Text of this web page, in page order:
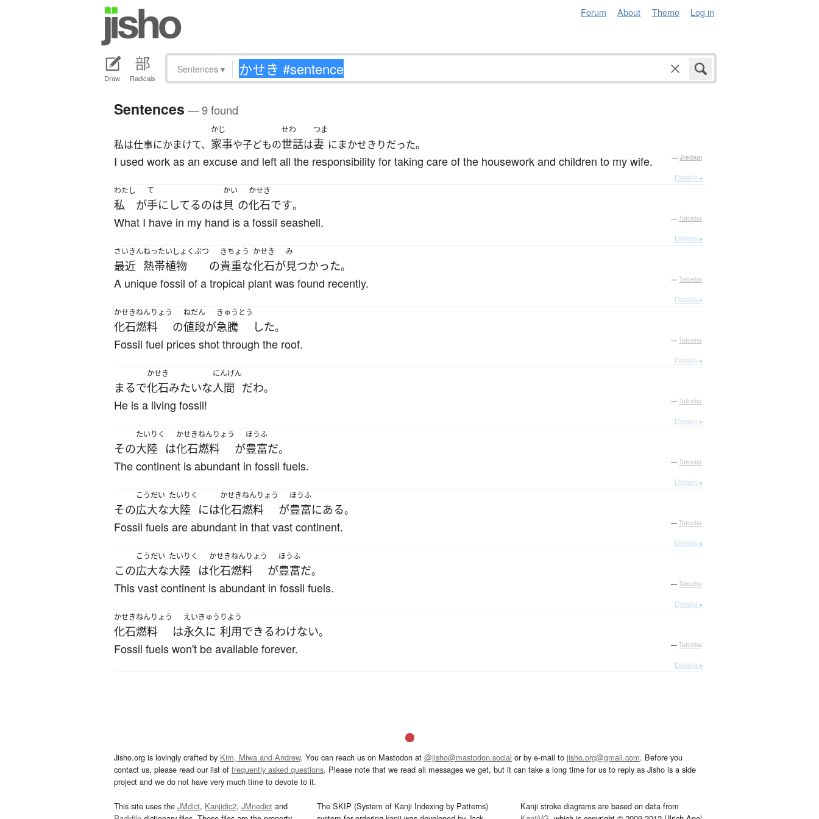
Forum About Theme Log in
Draw Radicals
Sentences ▾
Sentences — 9 found
私は仕事にかまけて、
かじ
家事や子どもの
せわ
世話は
つま
妻 にまかせきりだった。
I used work as an excuse and left all the responsibility for taking care of the housework and children to my wife. — Jreibun
Details ▸
わたし
私 が
て
手にしてるのは
かい
貝 の
かせき
化石です。
What I have in my hand is a fossil seashell. — Tatoeba
Details ▸
さいきん
最近
ねったいしょくぶつ
熱帯植物 の
きちょう
貴重な
かせき
化石が
み
見つかった。
A unique fossil of a tropical plant was found recently. — Tatoeba
Details ▸
かせきねんりょう
化石燃料 の
ねだん
値段が
きゅうとう
急騰 した。
Fossil fuel prices shot through the roof. — Tatoeba
Details ▸
まるで
かせき
化石みたいな
にんげん
人間 だわ。
He is a living fossil! — Tatoeba
Details ▸
その
たいりく
大陸 は
かせきねんりょう
化石燃料 が
ほうふ
豊富だ。
The continent is abundant in fossil fuels. — Tatoeba
Details ▸
その
こうだい
広大な
たいりく
大陸 には
かせきねんりょう
化石燃料 が
ほうふ
豊富にある。
Fossil fuels are abundant in that vast continent. — Tatoeba
Details ▸
この
こうだい
広大な
たいりく
大陸 は
かせきねんりょう
化石燃料 が
ほうふ
豊富だ。
This vast continent is abundant in fossil fuels. — Tatoeba
Details ▸
かせきねんりょう
化石燃料 は
えいきゅう
永久に
りよう
利用できるわけない。
Fossil fuels won't be available forever. — Tatoeba
Details ▸
Jisho.org is lovingly crafted by Kim, Miwa and Andrew. You can reach us on Mastodon at @jisho@mastodon.social or by e-mail to jisho.org@gmail.com. Before you
contact us, please read our list of frequently asked questions. Please note that we read all messages we get, but it can take a long time for us to reply as Jisho is a side
project and we do not have very much time to devote to it.
This site uses the JMdict, Kanjidic2, JMnedict and
The SKIP (System of Kanji Indexing by Patterns)
Kanji stroke diagrams are based on data from